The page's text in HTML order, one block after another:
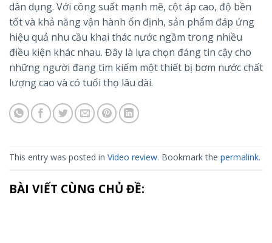
dân dụng. Với công suất mạnh mẽ, cột áp cao, độ bền
tốt và khả năng vận hành ổn định, sản phẩm đáp ứng
hiệu quả nhu cầu khai thác nước ngầm trong nhiều
điều kiện khác nhau. Đây là lựa chọn đáng tin cậy cho
những người đang tìm kiếm một thiết bị bơm nước chất
lượng cao và có tuổi thọ lâu dài.
This entry was posted in Video review. Bookmark the permalink.
BÀI VIẾT CÙNG CHỦ ĐỀ: